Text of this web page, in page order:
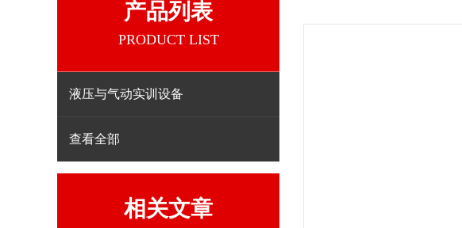
产品列表
PRODUCT LIST
液压与气动实训设备
查看全部
相关文章